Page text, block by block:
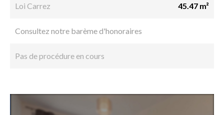
Loi Carrez 45.47 m²
Consultez notre barème d'honoraires
Pas de procédure en cours